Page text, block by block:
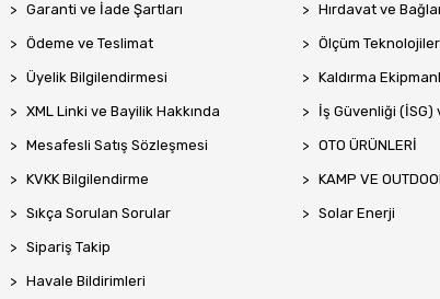
Garanti ve İade Şartları
Ödeme ve Teslimat
Üyelik Bilgilendirmesi
XML Linki ve Bayilik Hakkında
Mesafesli Satış Sözleşmesi
KVKK Bilgilendirme
Sıkça Sorulan Sorular
Sipariş Takip
Havale Bildirimleri
Hırdavat ve
Ölçüm
Kaldırma
İş Güvenliği (İSG)
OTO ÜRÜNLERİ
KAMP VE
Solar Enerji